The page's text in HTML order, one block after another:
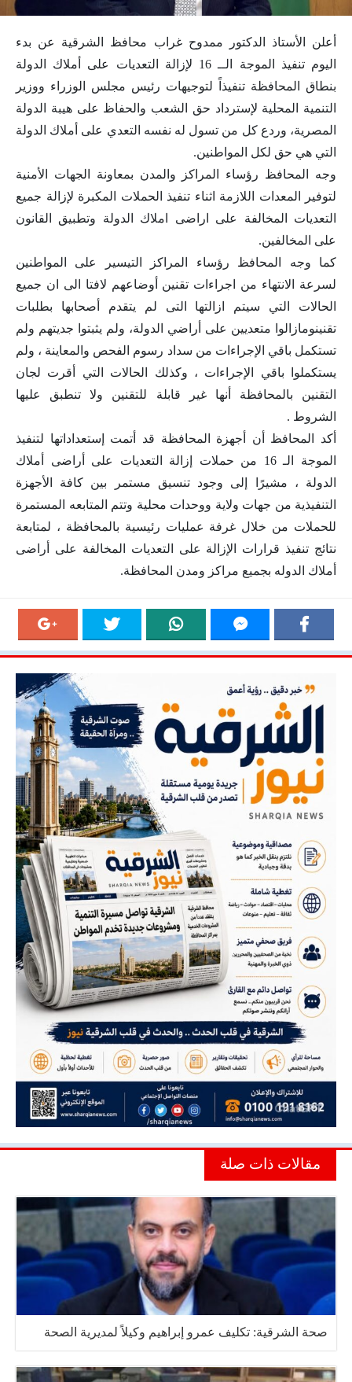
أعلن الأستاذ الدكتور ممدوح غراب محافظ الشرقية عن بدء
اليوم تنفيذ الموجة الــ 16 لإزالة التعديات على أملاك الدولة
بنطاق المحافظة تنفيذاً لتوجيهات رئيس مجلس الوزراء ووزير
التنمية المحلية لإسترداد حق الشعب والحفاظ على هيبة الدولة
المصرية، وردع كل من تسول له نفسه التعدي على أملاك الدولة
التي هي حق لكل المواطنين.
وجه المحافظ رؤساء المراكز والمدن بمعاونة الجهات الأمنية
لتوفير المعدات اللازمة اثناء تنفيذ الحملات المكبرة لإزالة جميع
التعديات المخالفة على اراضى املاك الدولة وتطبيق القانون
على المخالفين‪ .
كما وجه المحافظ رؤساء المراكز التيسير على المواطنين
لسرعة الانتهاء من اجراءات تقنين أوضاعهم لافتا الى ان جميع
الحالات التي سيتم ازالتها التى لم يتقدم أصحابها بطلبات
تقنينومازالوا متعديين على أراضي الدولة، ولم يثبتوا جديتهم ولم
تستكمل باقي الإجراءات من سداد رسوم الفحص والمعاينة ، ولم
يستكملوا باقي الإجراءات ، وكذلك الحالات التي أقرت لجان
التقنين بالمحافظة أنها غير قابلة للتقنين ولا تنطبق عليها
الشروط .
أكد المحافظ أن أجهزة المحافظة قد أتمت إستعداداتها لتنفيذ
الموجة الـ 16 من حملات إزالة التعديات على أراضى أملاك
الدولة ، مشيرًا إلى وجود تنسيق مستمر بين كافة الأجهزة
التنفيذية من جهات ولاية ووحدات محلية وتتم المتابعه المستمرة
للحملات من خلال غرفة عمليات رئيسية بالمحافظة ، لمتابعة
نتائج تنفيذ قرارات الإزالة على التعديات المخالفة على أراضى
أملاك الدوله بجميع مراكز ومدن المحافظة.
مقالات ذات صلة
صحة الشرقية: تكليف عمرو إبراهيم وكيلاً لمديرية الصحة